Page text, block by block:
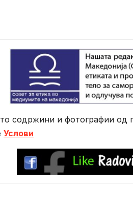
содржини и фотографии од
Услови